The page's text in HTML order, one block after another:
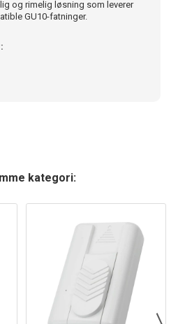
og rimelig løsning som leverer
GU10-fatninger.
kategori: